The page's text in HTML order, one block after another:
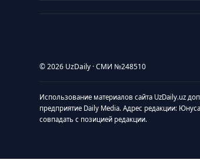
© 2026 UzDaily · СМИ №248510
Использование материалов сайта UzDaily.uz
предприятие Daily Media. Адрес редакции:
совпадать с позицией редакции.